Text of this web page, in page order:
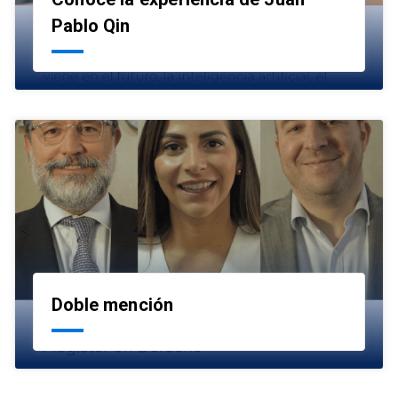
Pablo Qin
Doble mención